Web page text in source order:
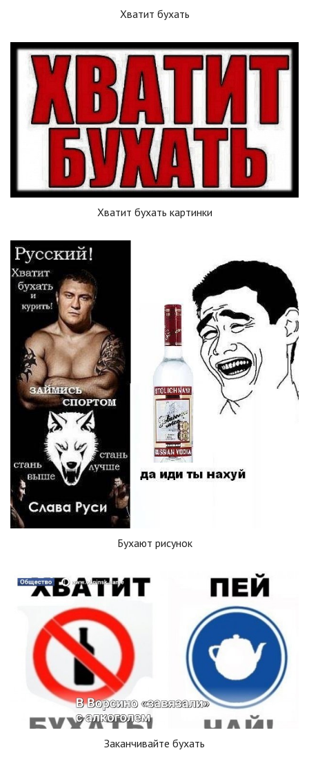
Хватит бухать
Хватит бухать картинки
Бухают рисунок
Заканчивайте бухать